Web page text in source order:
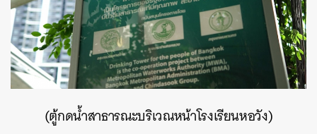
(ตู้กดน้ำสาธารณะบริเวณหน้าโรงเรียนหอวัง)